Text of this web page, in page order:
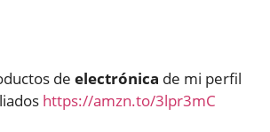
de electrónica de mi perfil
https://amzn.to/3lpr3mC